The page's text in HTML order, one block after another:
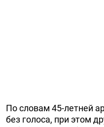
По словам 45-летней
без голоса, при этом